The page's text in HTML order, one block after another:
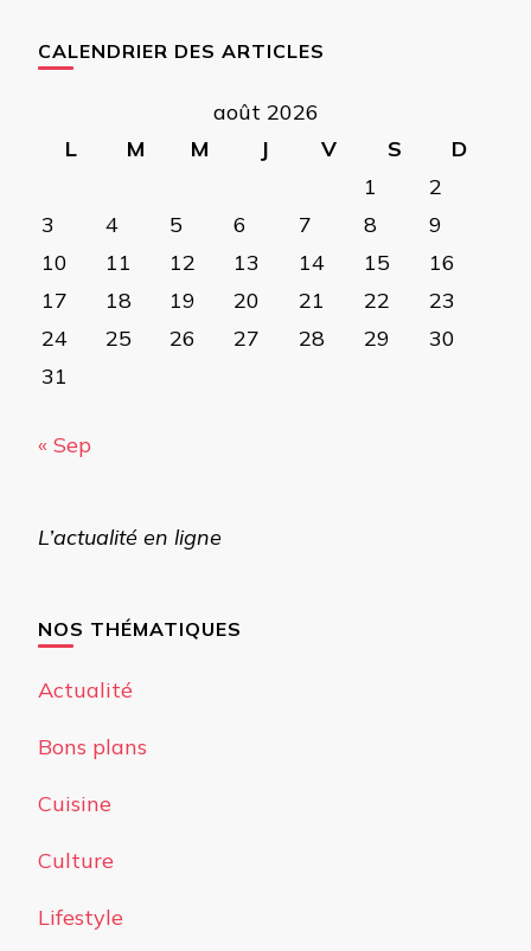
CALENDRIER DES ARTICLES
août 2026
L
M M J V S
D
1
2
3
4 5 6 7 8
9
10
11 12 13 14 15
16
17
18 19 20 21 22
23
24
25 26 27 28 29
30
31
« Sep
L’actualité en ligne
NOS THÉMATIQUES
Actualité
Bons plans
Cuisine
Culture
Lifestyle